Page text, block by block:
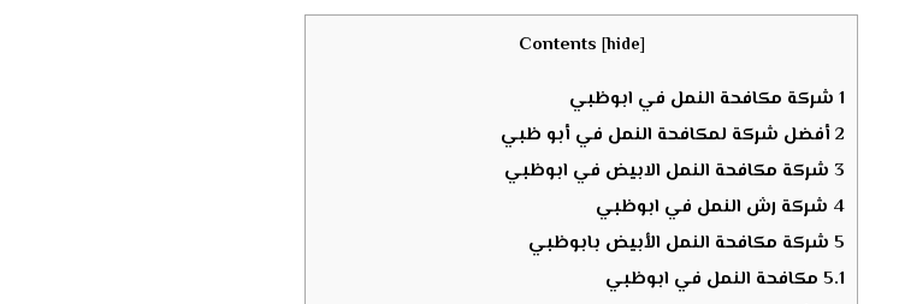
Contents [hide]
1شركة مكافحة النمل في ابوظبي
2أفضل شركة لمكافحة النمل في أبو ظبي
3شركة مكافحة النمل الابيض في ابوظبي
4 شركة رش النمل في ابوظبي
5شركة مكافحة النمل الأبيض بابوظبي
5.1مكافحة النمل في ابوظبي